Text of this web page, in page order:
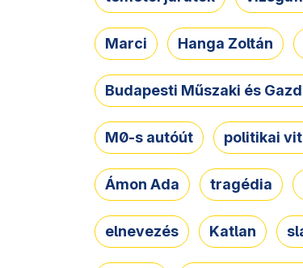
Marci Hanga Zoltán
Budapesti Műszaki és
M0-s autóút politikai
Ámon Ada tragédia
elnevezés Katlan